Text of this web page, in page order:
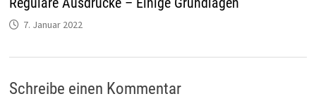
7. Januar 2022
Schreibe einen Kommentar